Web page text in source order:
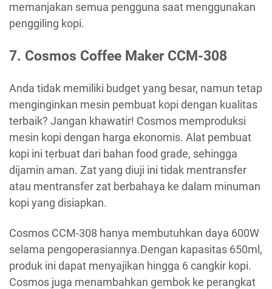
memanjakan semua pengguna saat menggunakan
penggiling kopi.
7. Cosmos Coffee Maker CCM-308
Anda tidak memiliki budget yang besar, namun tetap
menginginkan mesin pembuat kopi dengan kualitas
terbaik? Jangan khawatir! Cosmos memproduksi
mesin kopi dengan harga ekonomis. Alat pembuat
kopi ini terbuat dari bahan food grade, sehingga
dijamin aman. Zat yang diuji ini tidak mentransfer
atau mentransfer zat berbahaya ke dalam minuman
kopi yang disiapkan.
Cosmos CCM-308 hanya membutuhkan daya 600W
selama pengoperasiannya.Dengan kapasitas 650ml,
produk ini dapat menyajikan hingga 6 cangkir kopi.
Cosmos juga menambahkan gembok ke perangkat